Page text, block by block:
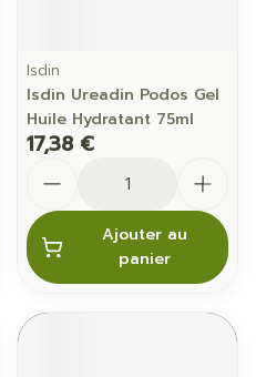
Isdin
Isdin Ureadin Podos Gel
Huile Hydratant 75ml
17,38 €
Ajouter au
panier